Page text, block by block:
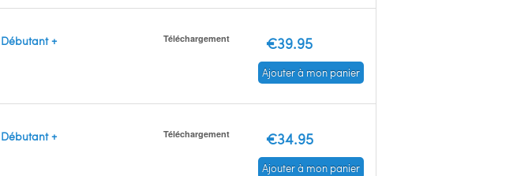
Débutant + Téléchargement €39.95
Ajouter à mon panier
Débutant + Téléchargement €34.95
Ajouter à mon panier